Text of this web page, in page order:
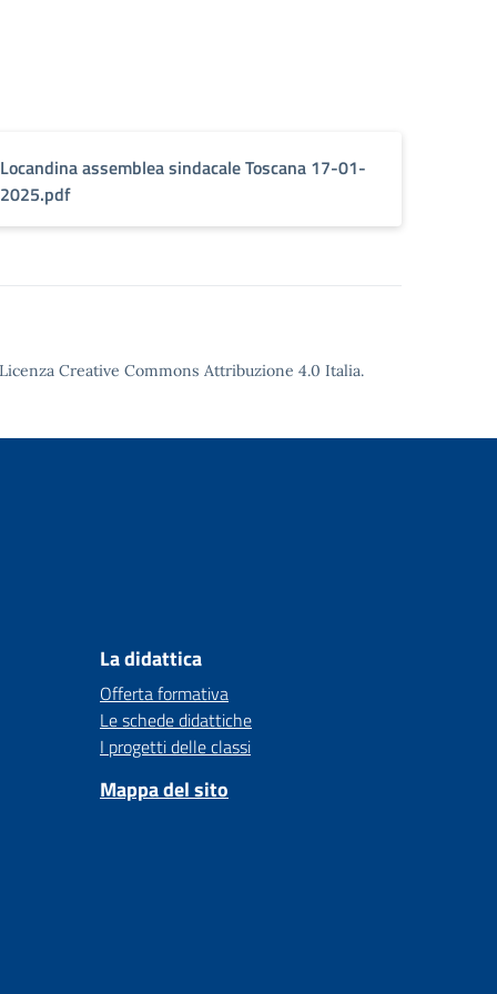
Locandina assemblea sindacale Toscana 17-01-
2025.pdf
Licenza Creative Commons Attribuzione 4.0 Italia.
La didattica
Offerta formativa
Le schede didattiche
I progetti delle classi
Mappa del sito